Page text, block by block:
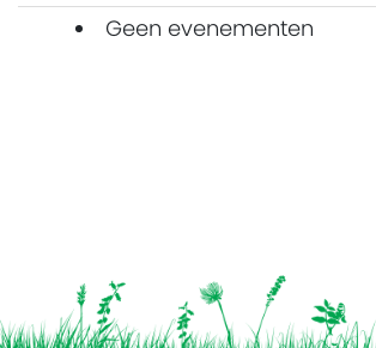
Geen evenementen